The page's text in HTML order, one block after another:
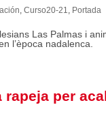
,Curso20-21, Portada
Las Palmas i
l’època nadalenca.
per